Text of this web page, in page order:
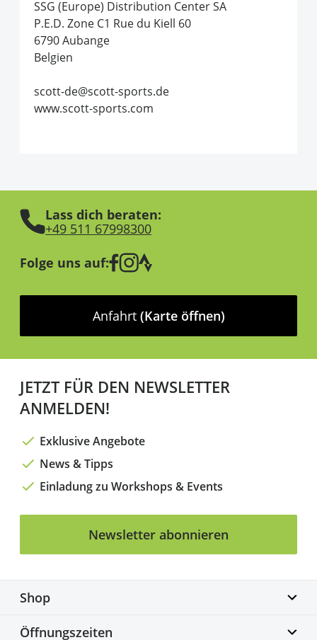
SSG (Europe) Distribution Center SA
P.E.D. Zone C1 Rue du Kiell 60
6790 Aubange
Belgien
scott-de@scott-sports.de
www.scott-sports.com
Lass dich beraten:
+49 511 67998300
Folge uns auf:
Anfahrt (Karte öffnen)
JETZT FÜR DEN NEWSLETTER
ANMELDEN!
Exklusive Angebote
News & Tipps
Einladung zu Workshops & Events
Newsletter abonnieren
Shop
Biketime GmbH
Öffnungszeiten